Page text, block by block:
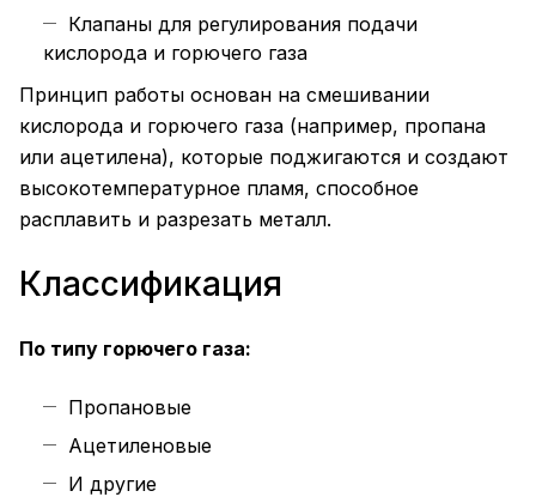
Клапаны для регулирования подачи
кислорода и горючего газа
Принцип работы основан на смешивании
кислорода и горючего газа (например, пропана
или ацетилена), которые поджигаются и создают
высокотемпературное пламя, способное
расплавить и разрезать металл.
Классификация
По типу горючего газа:
Пропановые
Ацетиленовые
И другие